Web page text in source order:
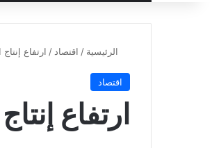
الرئيسية / اقتصاد/ ارتفاع
اقتصاد
ارتفاع